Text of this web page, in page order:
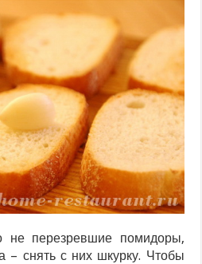
не перезревшие помидоры,
снять с них шкурку. Чтобы